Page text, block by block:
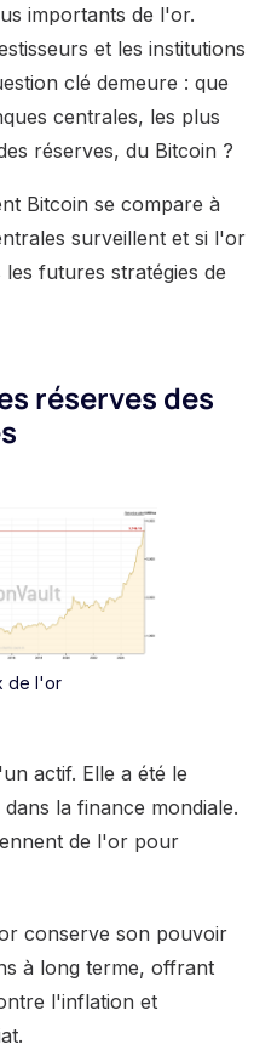
importants de l'or.
et les institutions
clé demeure : que
centrales, les plus
réserves, du Bitcoin ?
Bitcoin se compare à
surveillent et si l'or
futures stratégies de
réserves des
de l'or
actif. Elle a été le
la finance mondiale.
de l'or pour
conserve son pouvoir
à long terme, offrant
l'inflation et